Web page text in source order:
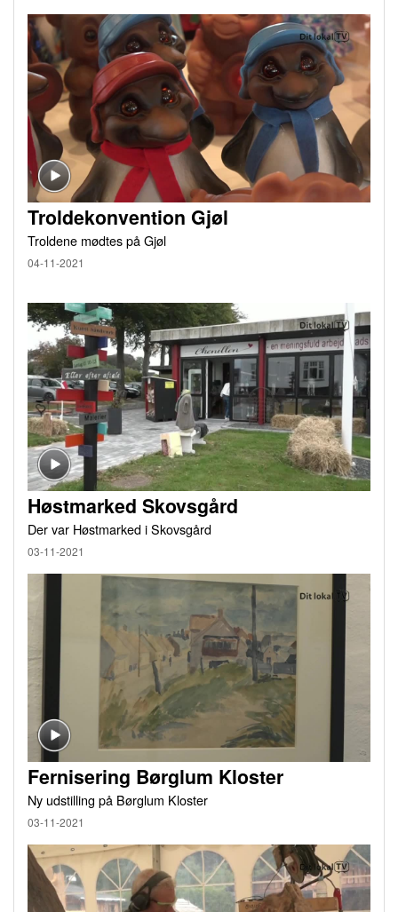
Troldekonvention Gjøl
Troldene mødtes på Gjøl
04-11-2021
Høstmarked Skovsgård
Der var Høstmarked i Skovsgård
03-11-2021
Fernisering Børglum Kloster
Ny udstilling på Børglum Kloster
03-11-2021